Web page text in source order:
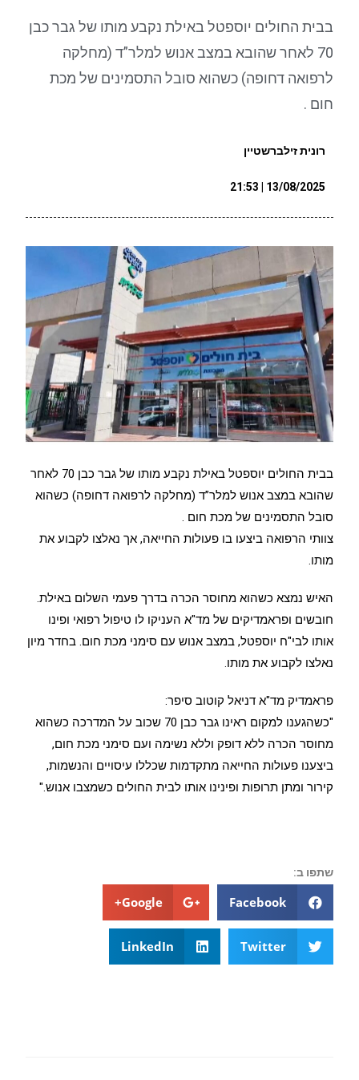
בבית החולים יוספטל באילת נקבע מותו של גבר כבן
70 לאחר שהובא במצב אנוש למלר”ד (מחלקה
לרפואה דחופה) כשהוא סובל התסמינים של מכת
חום .
רונית זילברשטיין
13/08/2025 | 21:53
בבית החולים יוספטל באילת נקבע מותו של גבר כבן 70 לאחר
שהובא במצב אנוש למלר”ד (מחלקה לרפואה דחופה) כשהוא
סובל התסמינים של מכת חום .
צוותי הרפואה ביצעו בו פעולות החייאה, אך נאלצו לקבוע את
מותו.
האיש נמצא כשהוא מחוסר הכרה בדרך פעמי השלום באילת.
חובשים ופראמדיקים של מד"א העניקו לו טיפול רפואי ופינו
אותו לבי"ח יוספטל, במצב אנוש עם סימני מכת חום. בחדר מיון
נאלצו לקבוע את מותו.
פראמדיק מד"א דניאל קוטוב סיפר:
"כשהגענו למקום ראינו גבר כבן 70 שכוב על המדרכה כשהוא
מחוסר הכרה ללא דופק וללא נשימה ועם סימני מכת חום,
ביצענו פעולות החייאה מתקדמות שכללו עיסויים והנשמות,
קירור ומתן תרופות ופינינו אותו לבית החולים כשמצבו אנוש."
שתפו ב:
Facebook
Google+
Twitter
LinkedIn